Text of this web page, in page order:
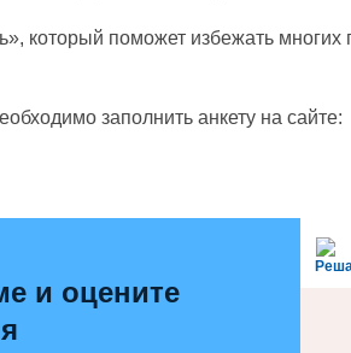
который поможет избежать многих
заполнить анкету на сайте:
и оцените